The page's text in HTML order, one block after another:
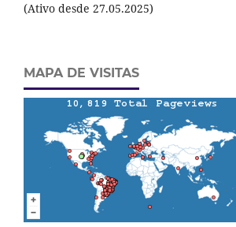
(Ativo desde 27.05.2025)
MAPA DE VISITAS